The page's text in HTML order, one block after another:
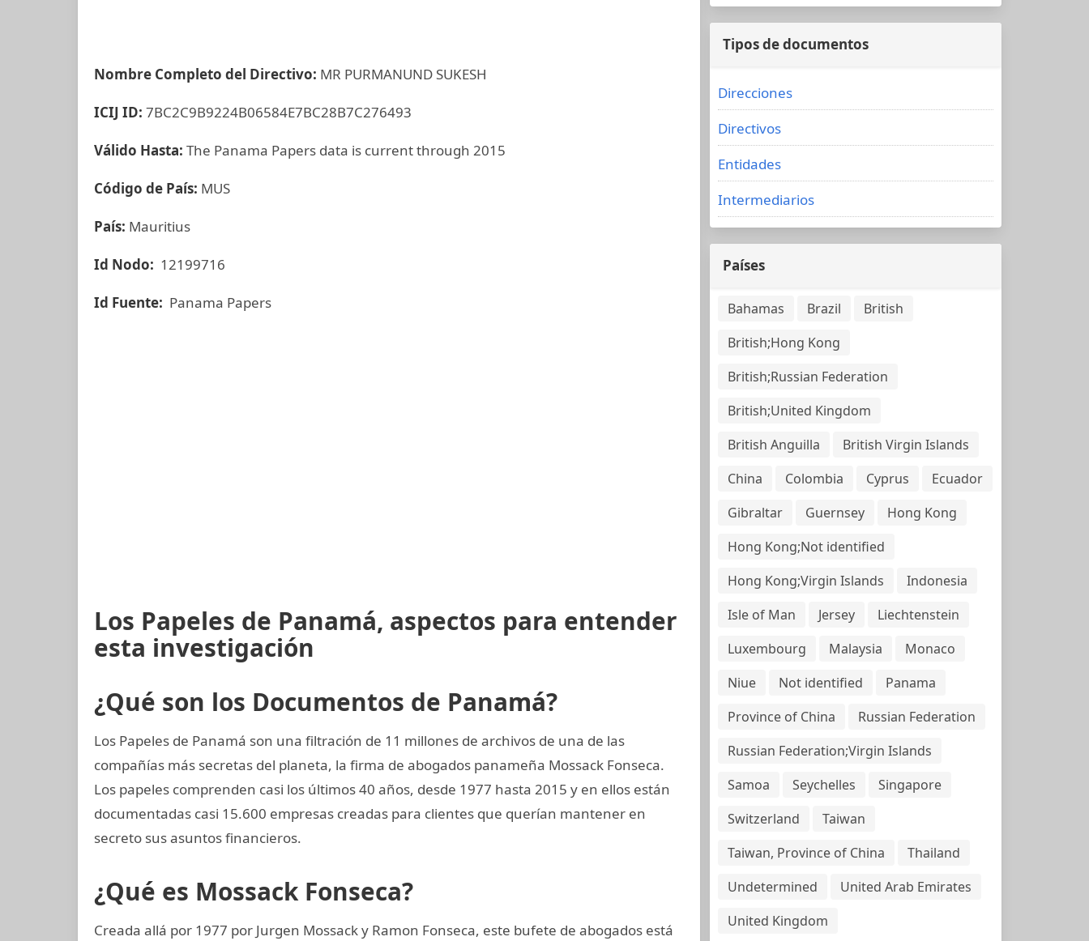
Nombre Completo del Directivo: MR PURMANUND SUKESH
ICIJ ID: 7BC2C9B9224B06584E7BC28B7C276493
Válido Hasta: The Panama Papers data is current through 2015
Código de País: MUS
País: Mauritius
Id Nodo: 12199716
Id Fuente: Panama Papers
Los Papeles de Panamá, aspectos para entender
esta investigación
¿Qué son los Documentos de Panamá?
Los Papeles de Panamá son una filtración de 11 millones de archivos de una de las
compañías más secretas del planeta, la firma de abogados panameña Mossack Fonseca.
Los papeles comprenden casi los últimos 40 años, desde 1977 hasta 2015 y en ellos están
documentadas casi 15.600 empresas creadas para clientes que querían mantener en
secreto sus asuntos financieros.
¿Qué es Mossack Fonseca?
Creada allá por 1977 por Jurgen Mossack y Ramon Fonseca, este bufete de abogados está
Tipos de documentos
Direcciones
Directivos
Entidades
Intermediarios
Países
Bahamas Brazil
British
British;Hong Kong
British;Russian Federation
British;United Kingdom
British Anguilla
British Virgin Islands
China
Colombia Cyprus
Ecuador
Gibraltar
Guernsey
Hong Kong
Hong Kong;Not identified
Hong Kong;Virgin Islands
Indonesia
Isle of Man
Jersey
Liechtenstein
Luxembourg
Malaysia
Monaco
Niue
Not identified
Panama
Province of China
Russian Federation
Russian Federation;Virgin Islands
Samoa
Seychelles
Singapore
Switzerland
Taiwan
Taiwan, Province of China
Thailand
Undetermined
United Arab Emirates
United Kingdom